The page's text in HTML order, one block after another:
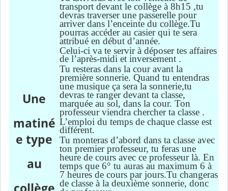
Une
matiné
e type
au
transport devant le collège à 8h15 ,tu
devras traverser une passerelle pour
arriver dans l’enceinte du collège.Tu
pourras accéder au casier qui te sera
attribué en début d’année.
Celui-ci va te servir à déposer tes affaires
de l’après-midi et inversement .
Tu resteras dans la couravant la
première sonnerie. Quand tu entendras
une musique ça sera la sonnerie,tu
devras te ranger devant ta classe,
marquée au sol, dans la cour. Ton
professeur viendra chercher ta classe .
L’emploi du temps de chaque classe est
différent.
Tu monteras d’abord dans ta classe avec
ton premier professeur, tu feras une
heure de cours avec ce professeur là. En
temps que 6° tu auras au maximum 6 à
7 heures de cours par jours.Tu changeras
de classe à la deuxième sonnerie, donc